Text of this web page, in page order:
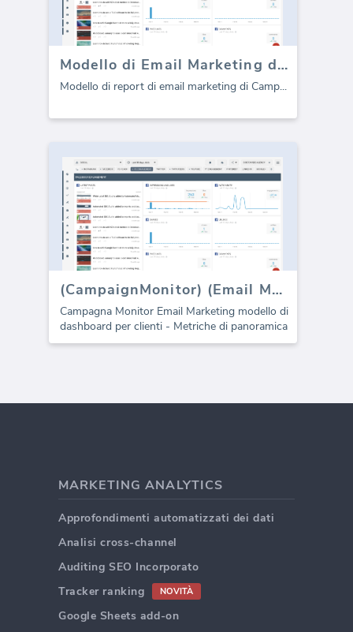
Modello di Email Marketing di CampaignMonitor (Report)
Modello di report di email marketing di Camp...
(CampaignMonitor) (Email Marketing) (dashboard)
Campagna Monitor Email Marketing modello di
dashboard per clienti - Metriche di panoramica
MARKETING ANALYTICS
Approfondimenti automatizzati dei dati
Analisi cross-channel
Auditing SEO Incorporato
Tracker ranking
NOVITÀ
Google Sheets add-on